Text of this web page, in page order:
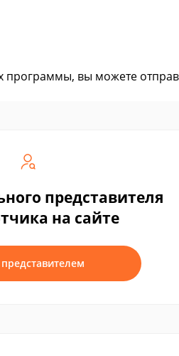
программы, вы можете
представителя
на сайте